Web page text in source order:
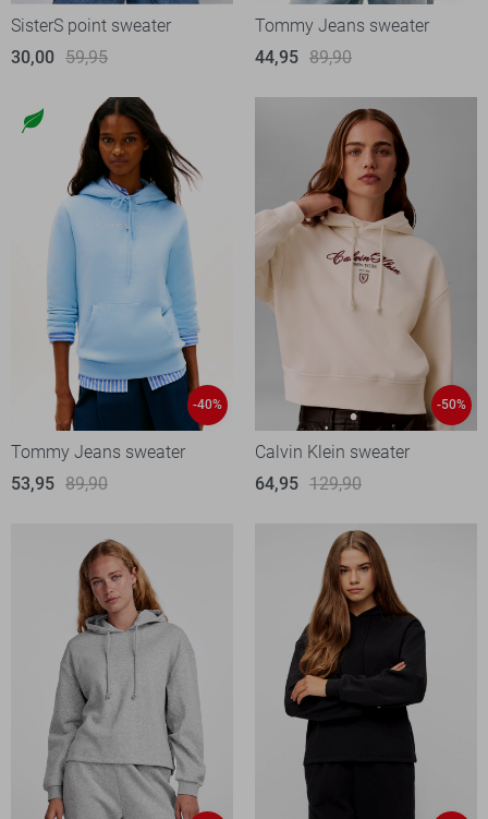
SisterS point sweater
30,00 59,95
Tommy Jeans sweater
44,95 89,90
-40%
Tommy Jeans sweater
53,95 89,90
-50%
Calvin Klein sweater
64,95 129,90